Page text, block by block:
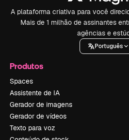
A plataforma criativa para você
Mais de 1 milhão de assinantes
agências e
Português
Produtos
Spaces
Assistente de IA
Gerador de imagens
Gerador de vídeos
Texto para voz